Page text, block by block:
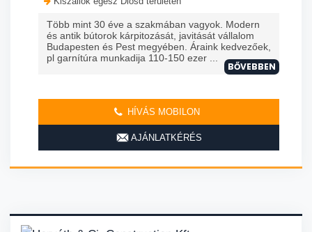
Több mint 30 éve a szakmában vagyok. Modern
és antik bútorok kárpitozását, javitását vállalom
Budapesten és Pest megyében. Áraink kedvezőek,
pl garnítúra munkadija 110-150 ezer ...
BŐVEBBEN
HÍVÁS MOBILON
AJÁNLATKÉRÉS